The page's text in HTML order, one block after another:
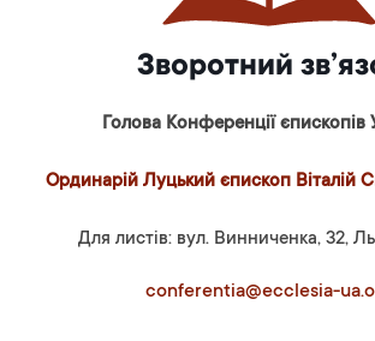
Зворотний
Голова Конференції єпископів
Ординарій Луцький єпископ Віталій
Для листів: вул. Винниченка, 32,
conferentia@ecclesia-